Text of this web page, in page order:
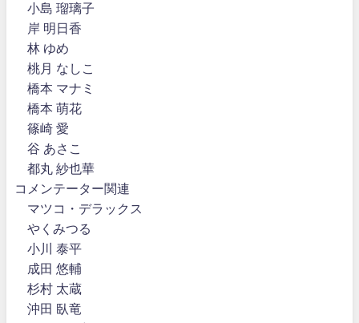
小島 瑠璃子
岸 明日香
林 ゆめ
桃月 なしこ
橋本 マナミ
橋本 萌花
篠崎 愛
谷 あさこ
都丸 紗也華
コメンテーター関連
マツコ・デラックス
やくみつる
小川 泰平
成田 悠輔
杉村 太蔵
沖田 臥竜